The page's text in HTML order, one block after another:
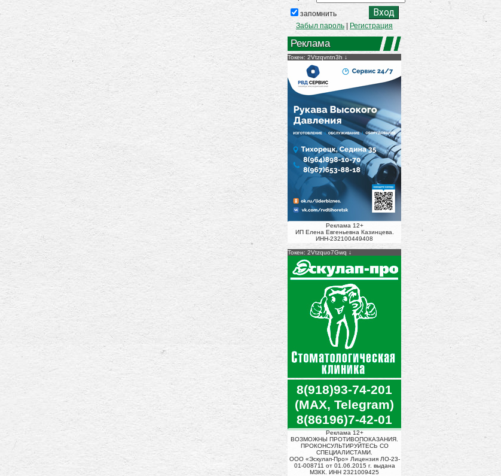
запомнить
Забыл пароль
Регистрация
Реклама
Токен: 2Vtzqvntn3h
Реклама 12+
ИП Елена Евгеньевна Казинцева.
ИНН-232100449408
Токен: 2Vtzquo7Gwq
8(918)93-74-201
(MAX, Telegram)
8(86196)7-42-01
Реклама 12+
ВОЗМОЖНЫ ПРОТИВОПОКАЗАНИЯ.
ПРОКОНСУЛЬТИРУЙТЕСЬ СО
СПЕЦИАЛИСТАМИ.
ООО «Эскулап-Про» Лицензия ЛО-23-
01-008711 от 01.06.2015 г. выдана
МЗКК. ИНН 2321009425